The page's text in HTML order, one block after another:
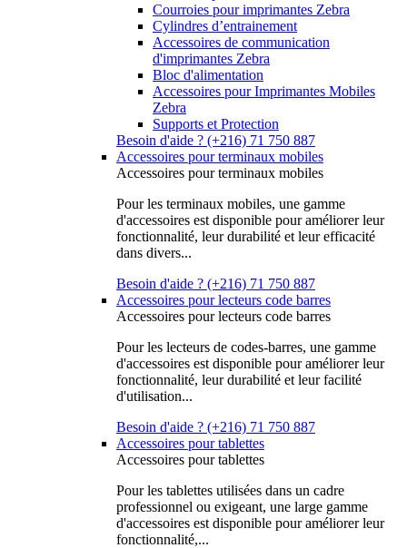
Courroies pour imprimantes Zebra
Cylindres d’entrainement
Accessoires de communication
d'imprimantes Zebra
Bloc d'alimentation
Accessoires pour Imprimantes Mobiles
Zebra
Supports et Protection
Besoin d'aide ? (+216) 71 750 887
Accessoires pour terminaux mobiles
Accessoires pour terminaux mobiles
Pour les terminaux mobiles, une gamme
d'accessoires est disponible pour améliorer leur
fonctionnalité, leur durabilité et leur efficacité
dans divers...
Besoin d'aide ? (+216) 71 750 887
Accessoires pour lecteurs code barres
Accessoires pour lecteurs code barres
Pour les lecteurs de codes-barres, une gamme
d'accessoires est disponible pour améliorer leur
fonctionnalité, leur durabilité et leur facilité
d'utilisation...
Besoin d'aide ? (+216) 71 750 887
Accessoires pour tablettes
Accessoires pour tablettes
Pour les tablettes utilisées dans un cadre
professionnel ou exigeant, une large gamme
d'accessoires est disponible pour améliorer leur
fonctionnalité,...